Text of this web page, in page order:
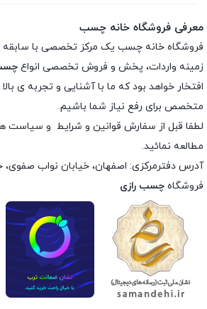
معرفی فروشگاه خانه چسب
فروشگاه خانه چسب یک مرکز تخصصی با سابقه
زمینه واردات، پخش و فروش تخصصی انواع
افتخار خواهد بود که ما با آشنایی و تجربه ی
متخصص برای رفع نیاز شما باشیم.
لطفا قبل از سفارش قوانین و شرایط و سیاست
مطالعه نمائید.
آدرس دفترمرکزی: اصفهان، خیابان نواب
فروشگاه چسب رازی